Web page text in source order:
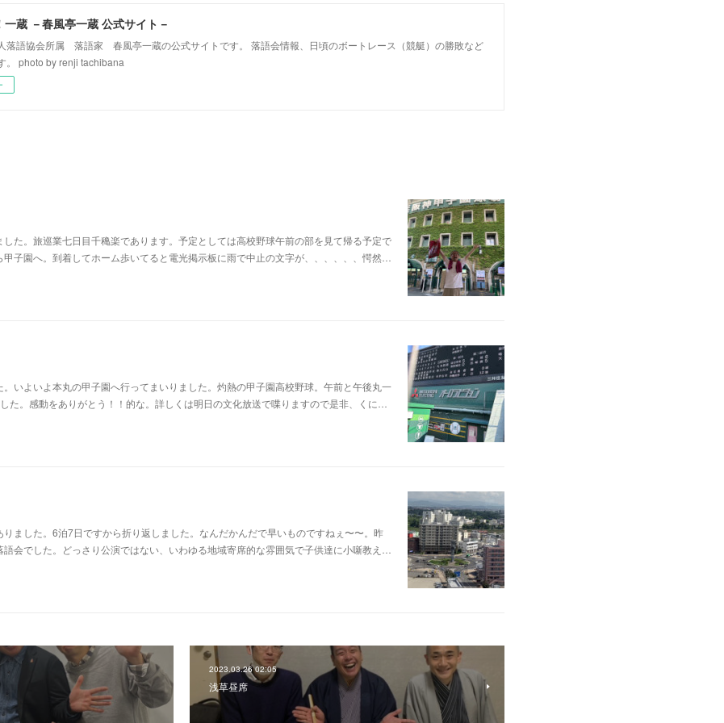
一蔵 －春風亭一蔵 公式サイト－
落語協会所属 落語家 春風亭一蔵の公式サイトです。 落語会情報、日頃のボートレース（競艇）の勝敗など
。 photo by renji tachibana
た。旅巡業七日目千穐楽であります。予定としては高校野球午前の部を見て帰る予定で
子園へ。到着してホーム歩いてると電光掲示板に雨で中止の文字が、、、、、、愕然…
いよいよ本丸の甲子園へ行ってまいりました。灼熱の甲子園高校野球。午前と午後丸一
た。感動をありがとう！！的な。詳しくは明日の文化放送で喋りますので是非、くに…
ました。6泊7日ですから折り返しました。なんだかんだで早いものですねぇ〜〜。昨
会でした。どっさり公演ではない、いわゆる地域寄席的な雰囲気で子供達に小噺教え…
2023.03.26 02:05
浅草昼席